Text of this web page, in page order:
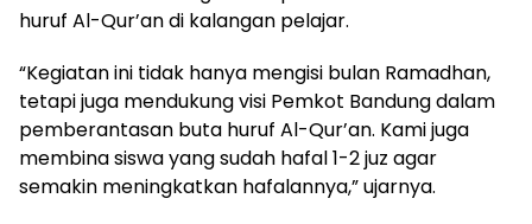
huruf Al-Qur’an di kalangan pelajar.
“Kegiatan ini tidak hanya mengisi bulan Ramadhan,
tetapi juga mendukung visi Pemkot Bandung dalam
pemberantasan buta huruf Al-Qur’an. Kami juga
membina siswa yang sudah hafal 1-2 juz agar
semakin meningkatkan hafalannya,” ujarnya.